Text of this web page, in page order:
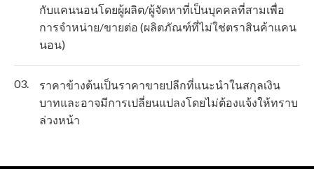
กับแคนนอนโดยผู้ผลิต/ผู้จัดหาที่เป็นบุคคลที่สามเพื่อ
การจำหน่าย/ขายต่อ (ผลิตภัณฑ์ที่ไม่ใช่ตราสินค้าแคน
นอน)
03.
ราคาข้างต้นเป็นราคาขายปลีกที่แนะนำในสกุลเงิน
บาทและอาจมีการเปลี่ยนแปลงโดยไม่ต้องแจ้งให้ทราบ
ล่วงหน้า